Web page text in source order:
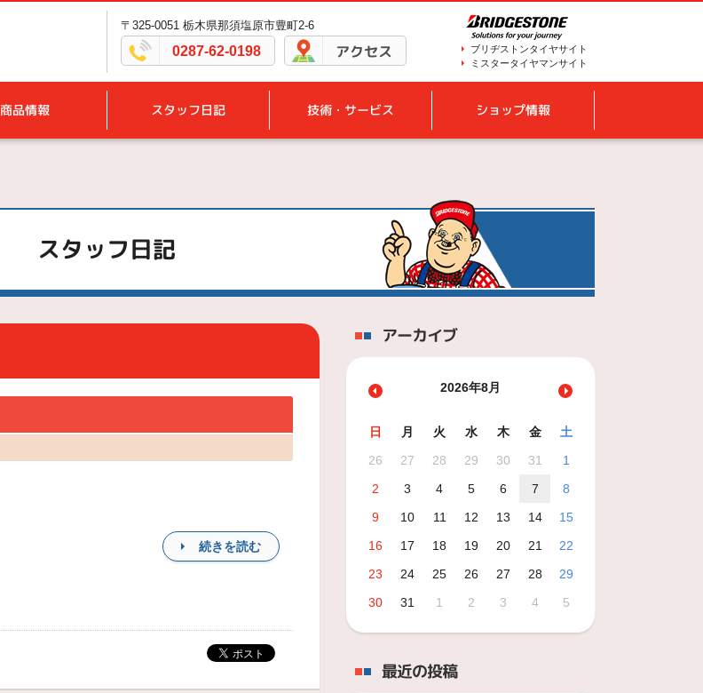
〒325-0051 栃木県那須塩原市豊町2-6
0287-62-0198 アクセス
ブリヂストンタイヤサイト
ミスタータイヤマンサイト
商品情報 スタッフ日記 技術・サービス ショップ情報
スタッフ日記
続きを読む
アーカイブ
2026年8月
日 月 火 水 木 金
土
26
27 28 29 30 31
1
2
3 4 5 6 7
8
9
10 11 12 13 14
15
16
17 18 19 20 21
22
23
24 25 26 27 28
29
30
31 1 2 3 4 5
最近の投稿